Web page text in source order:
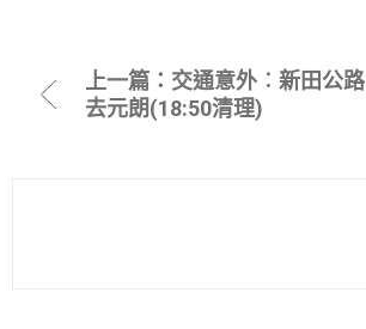
上一篇：交通意外︰新田公路
去元朗(18:50清理)